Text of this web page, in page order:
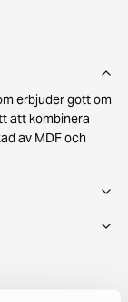
erbjuder gott om
att kombinera
av MDF och